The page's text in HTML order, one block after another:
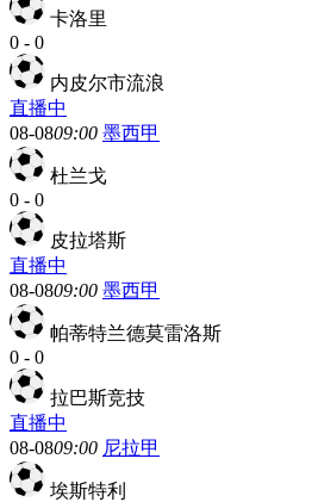
卡洛里
0 - 0
内皮尔市流浪
直播中
08-0809:00 墨西甲
杜兰戈
0 - 0
皮拉塔斯
直播中
08-0809:00 墨西甲
帕蒂特兰德莫雷洛斯
0 - 0
拉巴斯竞技
直播中
08-0809:00 尼拉甲
埃斯特利